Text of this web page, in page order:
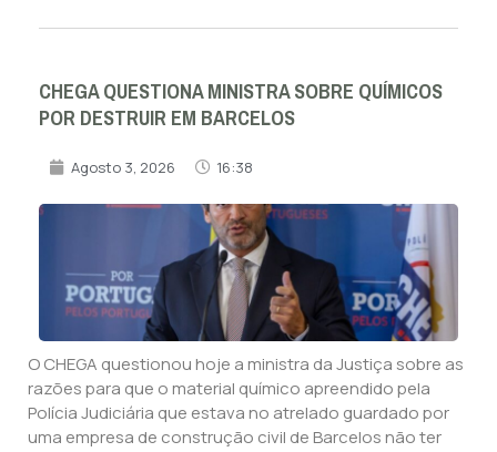
CHEGA QUESTIONA MINISTRA SOBRE QUÍMICOS
POR DESTRUIR EM BARCELOS
Agosto 3, 2026 16:38
O CHEGA questionou hoje a ministra da Justiça sobre as
razões para que o material químico apreendido pela
Polícia Judiciária que estava no atrelado guardado por
uma empresa de construção civil de Barcelos não ter